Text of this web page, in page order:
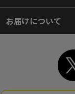
お届けについて